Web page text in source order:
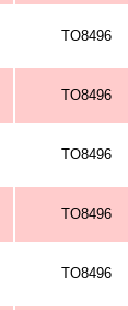
TO8496
TO8496
TO8496
TO8496
TO8496